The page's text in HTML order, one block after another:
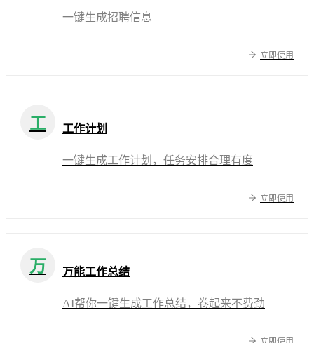
一键生成招聘信息
立即使用
工 工作计划
一键生成工作计划，任务安排合理有度
立即使用
万 万能工作总结
AI帮你一键生成工作总结，卷起来不费劲